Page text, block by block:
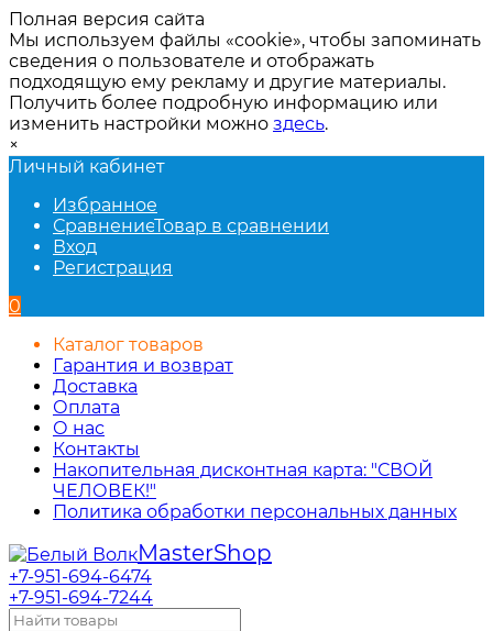
Полная версия сайта
Мы используем файлы «cookie», чтобы запоминать
сведения о пользователе и отображать
подходящую ему рекламу и другие материалы.
Получить более подробную информацию или
изменить настройки можно здесь.
×
Личный кабинет
Избранное
СравнениеТовар в сравнении
Вход
Регистрация
0
Каталог товаров
Гарантия и возврат
Доставка
Оплата
О нас
Контакты
Накопительная дисконтная карта: "СВОЙ
ЧЕЛОВЕК!"
Политика обработки персональных данных
MasterShop
+7-951-694-6474
+7-951-694-7244